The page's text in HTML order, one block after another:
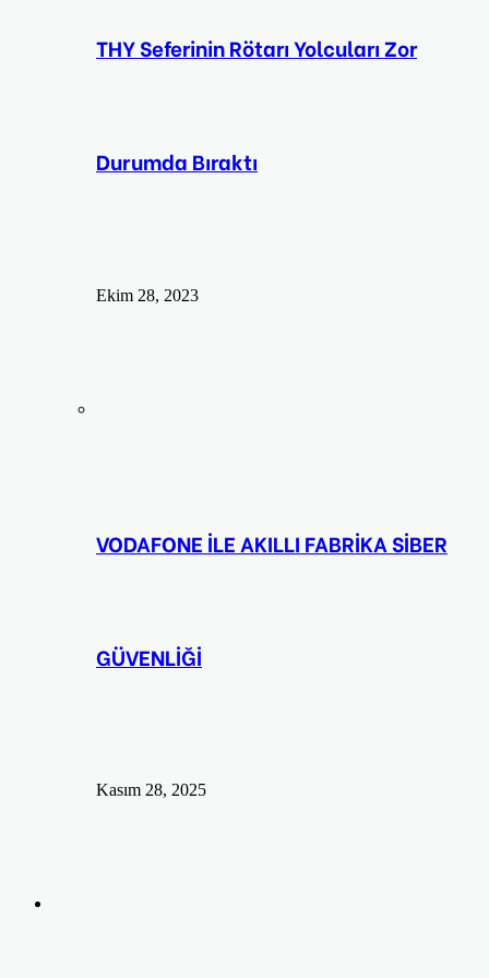
THY Seferinin Rötarı Yolcuları Zor
Durumda Bıraktı
Ekim 28, 2023
VODAFONE İLE AKILLI FABRİKA SİBER
GÜVENLİĞİ
Kasım 28, 2025